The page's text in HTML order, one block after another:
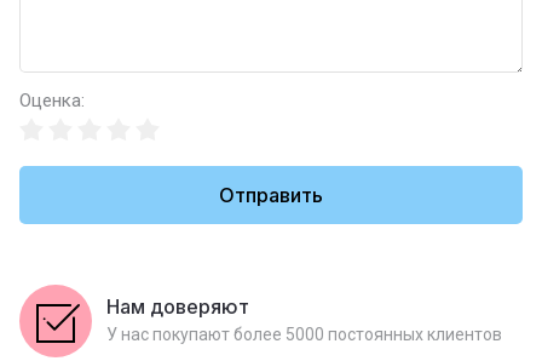
Оценка:
Отправить
Нам доверяют
У нас покупают более 5000 постоянных клиентов